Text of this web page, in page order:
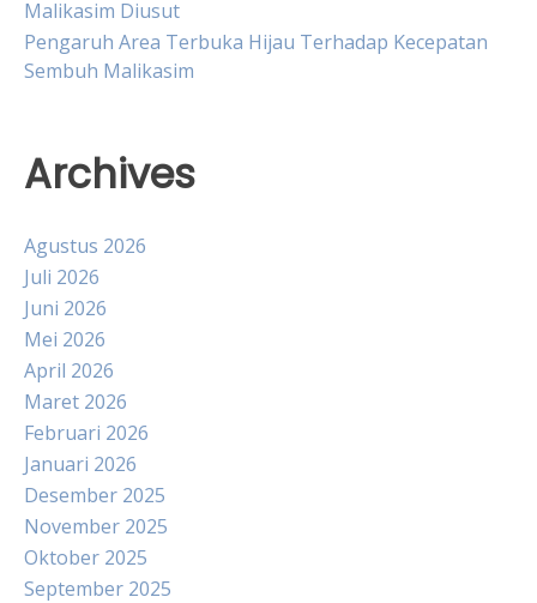
Malikasim Diusut
Pengaruh Area Terbuka Hijau Terhadap Kecepatan
Sembuh Malikasim
Archives
Agustus 2026
Juli 2026
Juni 2026
Mei 2026
April 2026
Maret 2026
Februari 2026
Januari 2026
Desember 2025
November 2025
Oktober 2025
September 2025